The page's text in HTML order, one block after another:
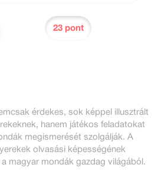
23 pont
érdekes, sok képpel illusztrált
hanem játékos feladatokat
megismerését szolgálják. A
olvasási képességének
magyar mondák gazdag világából.